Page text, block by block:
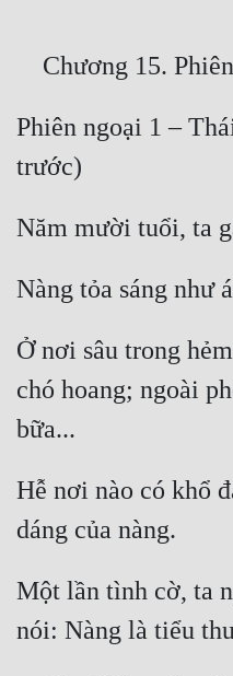
Truyện Nhập Môn
Truyện ngắn
Xa Lộ Dịch
Cung Đấu
Cạnh Kỹ
Cổ Tiên Hiệp
Cổ Đại
Dị Năng
Chương 15.
Phiên ngoại 1 –
trước)
Năm mười tuổi, ta
Nàng tỏa sáng như
Ở nơi sâu trong
chó hoang; ngoài
bữa...
Hễ nơi nào có khổ
dáng của nàng.
Một lần tình cờ, ta
nói: Nàng là tiểu